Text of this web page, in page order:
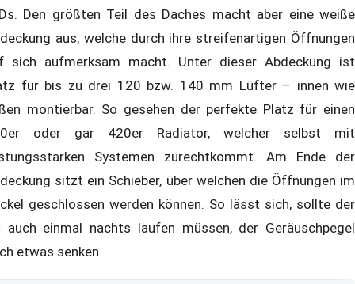
Den größten Teil des Daches macht aber eine weiße
aus, welche durch ihre streifenartigen Öffnungen
sich aufmerksam macht. Unter dieser Abdeckung ist
für bis zu drei 120 bzw. 140 mm Lüfter – innen wie
montierbar. So gesehen der perfekte Platz für einen
oder gar 420er Radiator, welcher selbst mit
Systemen zurechtkommt. Am Ende der
sitzt ein Schieber, über welchen die Öffnungen im
geschlossen werden können. So lässt sich, sollte der
auch einmal nachts laufen müssen, der Geräuschpegel
etwas senken.